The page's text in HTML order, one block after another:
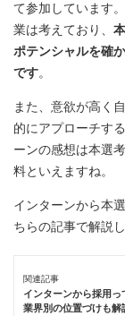
て参加しています
業は考えており、
ポテンシャルを確
です。
また、意欲が高く
的にアプローチす
ーンの感想は本選
料といえますね。
インターンから本
ちらの記事で解説
関連記事
インターンから採用
業界別の位置づけも解